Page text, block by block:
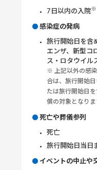
7日以内の入院
感染症の発病
旅行開始日を含
エンザ、新型コ
ス・ロタウイル
※ 上記以外の感
合は、旅行開始
たは旅行開始日
償の対象となりま
死亡や葬儀参列
死亡
旅行開始日当日
イベントの中止や